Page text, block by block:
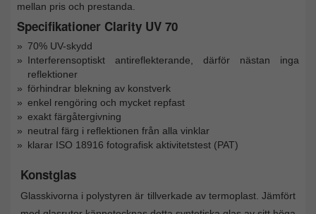
mellan pris och prestanda.
Specifikationer Clarity UV 70
70% UV-skydd
Interferensoptiskt antireflekterande, därför nästan inga
reflektioner
förhindrar blekning av konstverk
enkel rengöring och mycket repfast
exakt färgåtergivning
neutral färg i reflektionen från alla vinklar
klarar ISO 18916 fotografisk aktivitetstest (PAT)
Konstglas
Glasskivorna i polystyren är tillverkade av termoplast. Jämfört